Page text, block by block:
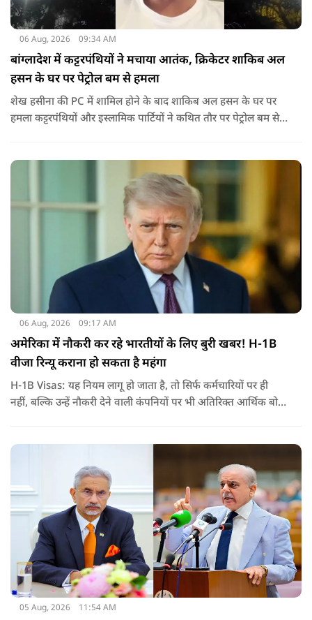
06 Aug, 2026 09:34 AM
बांग्लादेश में कट्टरपंथियों ने मचाया आतंक, क्रिकेटर शाकिब अल
हसन के घर पर पेट्रोल बम से हमला
शेख हसीना की PC में शामिल होने के बाद शाकिब अल हसन के घर पर
हमला कट्टरपंथियों और इस्लामिक पार्टियों ने कथित तौर पर पेट्रोल बम से
जरिए संबोधन दिया था.
06 Aug, 2026 09:17 AM
अमेरिका में नौकरी कर रहे भारतीयों के लिए बुरी खबर! H-1B
वीजा रिन्यू कराना हो सकता है महंगा
H-1B Visas: यह नियम लागू हो जाता है, तो सिर्फ कर्मचारियों पर ही
नहीं, बल्कि उन्हें नौकरी देने वाली कंपनियों पर भी अतिरिक्त आर्थिक बोझ
वीजा का समय-समय पर नवीनीकरण कराते हैं.
05 Aug, 2026 11:54 AM